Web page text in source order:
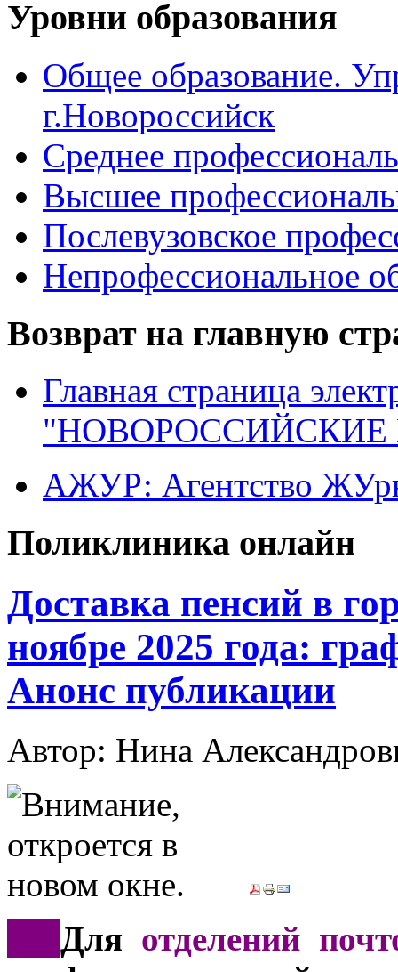
Уровни образования
Общее образование.
г.Новороссийск
Среднее
Высшее
Послевузовское
Непрофессиональное
Возврат на главную
Главная страница
"НОВОРОССИЙСКИЕ
АЖУР: Агентство
Поликлиника онлайн
Доставка пенсий в
ноябре 2025 года:
Анонс публикации
Автор: Нина
Для отделений